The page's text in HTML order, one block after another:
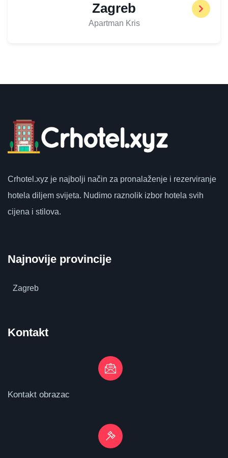
Zagreb
Apartman Kris
Crhotel.xyz je najbolji način za pronalaženje i rezerviranje
hotela diljem svijeta. Nudimo raznolik izbor hotela svih
cijena i stilova.
Najnovije provincije
Zagreb
Kontakt
Kontakt obrazac